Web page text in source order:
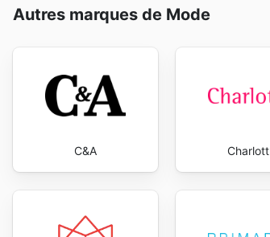
Autres marques de Mode
C&A Charlott